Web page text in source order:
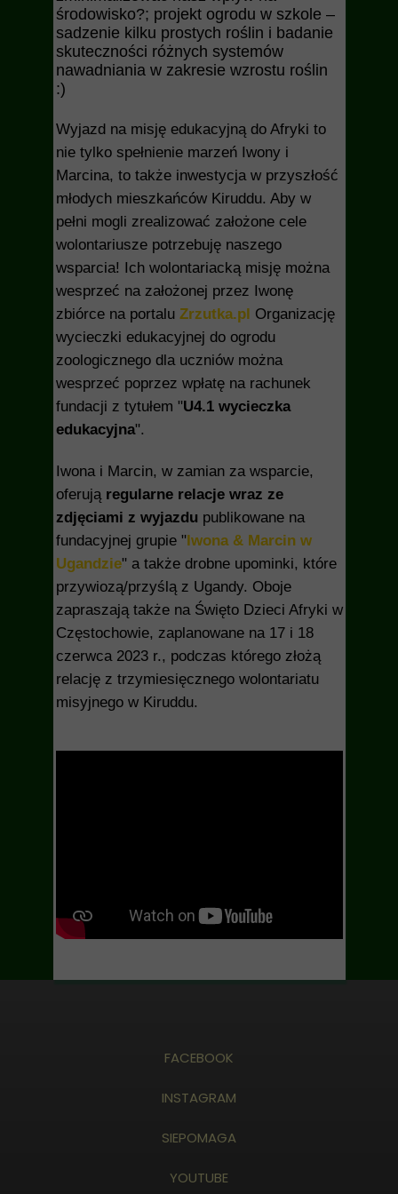
środowisko?; projekt ogrodu w szkole –
sadzenie kilku prostych roślin i badanie
skuteczności różnych systemów
nawadniania w zakresie wzrostu roślin
:)
Wyjazd na misję edukacyjną do Afryki to
nie tylko spełnienie marzeń Iwony i
Marcina, to także inwestycja w przyszłość
młodych mieszkańców Kiruddu. Aby w
pełni mogli zrealizować założone cele
wolontariusze potrzebuję naszego
wsparcia! Ich wolontariacką misję można
wesprzeć na założonej przez Iwonę
zbiórce na portalu Zrzutka.pl Organizację
wycieczki edukacyjnej do ogrodu
zoologicznego dla uczniów można
wesprzeć poprzez wpłatę na rachunek
fundacji z tytułem "U4.1 wycieczka
edukacyjna".
Iwona i Marcin, w zamian za wsparcie,
oferująregularne relacje wraz ze
zdjęciami z wyjazdu publikowane na
fundacyjnej grupie "Iwona & Marcin w
Ugandzie" a także drobne upominki, które
przywiozą/przyślą z Ugandy. Oboje
zapraszają także na Święto Dzieci Afryki w
Częstochowie, zaplanowane na 17 i 18
czerwca 2023 r., podczas którego złożą
relację z trzymiesięcznego wolontariatu
misyjnego w Kiruddu.
FACEBOOK
INSTAGRAM
SIEPOMAGA
YOUTUBE